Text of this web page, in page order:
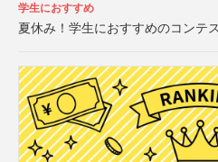
学生におすすめ
夏休み！学生におすすめのコンテ